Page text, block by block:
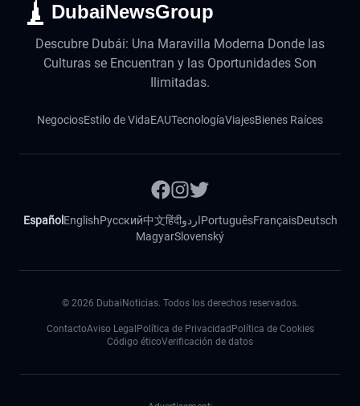
DubaiNewsGroup
Descubre Dubái: Una Maravilla Moderna Donde las
Culturas se Encuentran y las Oportunidades Son
Ilimitadas.
NegociosEstilo de VidaEAUTecnologíaViajesBienes Raíces
Español EnglishРусский中文हिंदीاردوPortuguêsFrançaisDeutsch
MagyarSlovenský
© 2026 DubaiNoticias. Todos los derechos reservados.
ContactoAviso Legal Política de Privacidad Política de Cookies
Código éticoVerificación de datos